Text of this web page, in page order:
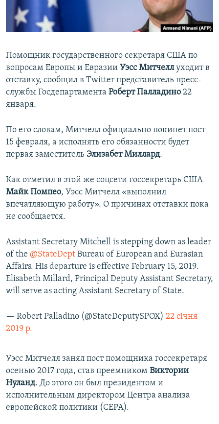
ПОБЕДИТЕЛЕЙ НЕ СУДЯТ?
КРЫМ.НЕПОКОРЕННЫЙ
УКРАИНСКАЯ ПРОБЛЕМА КРЫМА
ПРИСОЕДИНЯЙТЕСЬ!
Все сайты RFE/RL
Помощник государственного секретаря США по
вопросам Европы и Евразии Уэсс Митчеллуходит в
отставку, сообщил в Twitter представитель пресс-
службы Госдепартамента Роберт Палладино 22
января.
По его словам, Митчелл официально покинет пост
15 февраля, а исполнять его обязанности будет
первая заместитель Элизабет Миллард.
Как отметил в этой же соцсети госсекретарь США
Майк Помпео, Уэсс Митчелл «выполнил
впечатляющую работу». О причинах отставки пока
не сообщается.
Assistant Secretary Mitchell is stepping down as leader
of the @StateDept Bureau of European and Eurasian
Affairs. His departure is effective February 15, 2019.
Elisabeth Millard, Principal Deputy Assistant Secretary,
will serve as acting Assistant Secretary of State.
— Robert Palladino (@StateDeputySPOX) 22 січня
2019 р.
Уэсс Митчелл занял пост помощника госсекретаря
осенью 2017 года, став преемником Виктории
Нуланд. До этого он был президентом и
исполнительным директором Центра анализа
европейской политики (СЕРА).